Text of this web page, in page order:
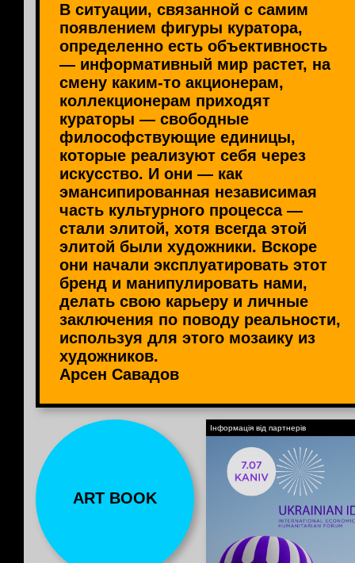
В ситуации, связанной с самим
появлением фигуры куратора,
определенно есть объективность
— информативный мир растет, на
смену каким-то акционерам,
коллекционерам приходят
кураторы — свободные
философствующие единицы,
которые реализуют себя через
искусство. И они — как
эмансипированная независимая
часть культурного процесса —
стали элитой, хотя всегда этой
элитой были художники. Вскоре
они начали эксплуатировать этот
бренд и манипулировать нами,
делать свою карьеру и личные
заключения по поводу реальности,
используя для этого мозаику из
художников.
Арсен Савадов
ART BOOK
Інформація від партнерів